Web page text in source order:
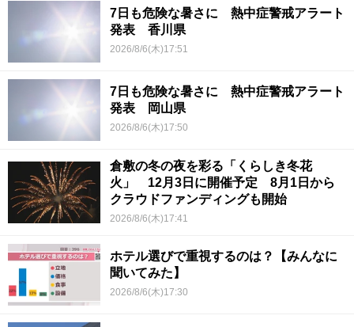
7日も危険な暑さに 熱中症警戒アラート
発表 香川県
2026/8/6(木)17:51
7日も危険な暑さに 熱中症警戒アラート
発表 岡山県
2026/8/6(木)17:50
倉敷の冬の夜を彩る「くらしき冬花
火」 12月3日に開催予定 8月1日から
クラウドファンディングも開始
2026/8/6(木)17:41
ホテル選びで重視するのは？【みんなに
聞いてみた】
2026/8/6(木)17:30